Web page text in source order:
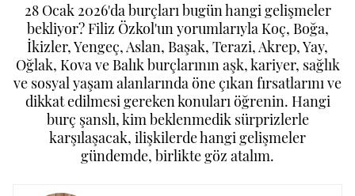
28 Ocak 2026'da burçları bugün hangi gelişmeler
bekliyor? Filiz Özkol'un yorumlarıyla Koç, Boğa,
İkizler, Yengeç, Aslan, Başak, Terazi, Akrep, Yay,
Oğlak, Kova ve Balık burçlarının aşk, kariyer, sağlık
ve sosyal yaşam alanlarında öne çıkan fırsatlarını ve
dikkat edilmesi gereken konuları öğrenin. Hangi
burç şanslı, kim beklenmedik sürprizlerle
karşılaşacak, ilişkilerde hangi gelişmeler
gündemde, birlikte göz atalım.